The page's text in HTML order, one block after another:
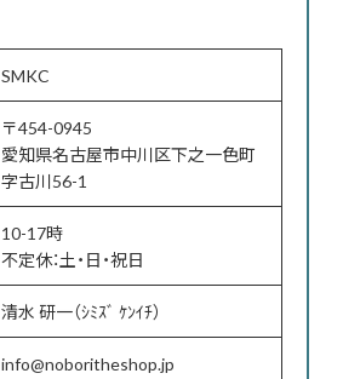
SMKC
〒454-0945
愛知県名古屋市中川区下之一色町
字古川56-1
10-17時
不定休：土・日・祝日
清水 研一（ｼﾐｽﾞ ｹﾝｲﾁ）
info@noboritheshop.jp